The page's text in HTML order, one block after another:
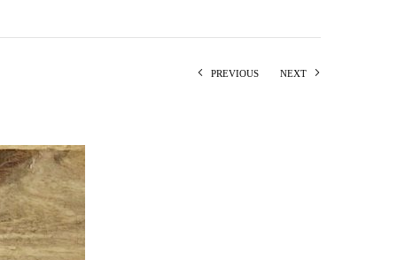
PREVIOUS NEXT